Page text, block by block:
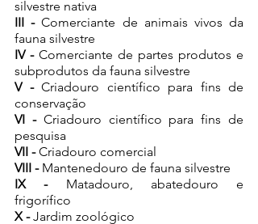
silvestre nativa
III - Comerciante de animais vivos da
fauna silvestre
IV - Comerciante de partes produtos e
subprodutos da fauna silvestre
V - Criadouro científico para fins de
conservação
VI - Criadouro científico para fins de
pesquisa
VII - Criadouro comercial
VIII - Mantenedouro de fauna silvestre
IX - Matadouro, abatedouro e
frigorífico
X - Jardim zoológico